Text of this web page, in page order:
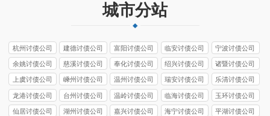
城市分站
杭州讨债公司 建德讨债公司 富阳讨债公司 临安讨债公司 宁波讨债公司
余姚讨债公司 慈溪讨债公司 奉化讨债公司 绍兴讨债公司 诸暨讨债公司
上虞讨债公司 嵊州讨债公司 温州讨债公司 瑞安讨债公司 乐清讨债公司
龙港讨债公司 台州讨债公司 温岭讨债公司 临海讨债公司 玉环讨债公司
仙居讨债公司 湖州讨债公司 嘉兴讨债公司 海宁讨债公司 平湖讨债公司